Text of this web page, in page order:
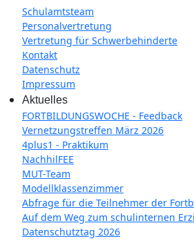
Schulamtsteam
Personalvertretung
Vertretung für Schwerbehinderte
Kontakt
Datenschutz
Impressum
Aktuelles
FORTBILDUNGSWOCHE - Feedback
Vernetzungstreffen März 2026
4plus1 - Praktikum
NachhilFEE
MUT-Team
Modellklassenzimmer
Abfrage für die Teilnehmer der
Auf dem Weg zum schulinternen
Datenschutztag 2026